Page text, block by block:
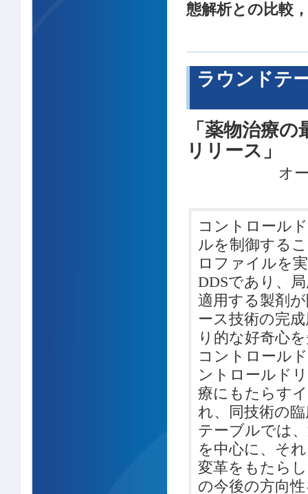
態解析との比較
ラウンドテ
「薬物治療
リリース」
オ
コントロール
ルを制御する
ロファイルを
DDSであり、
適用する製剤
ース技術の完
り的な好奇心
コントロール
ントロールド
療にもたらす
れ、同技術の
テーブルでは
を中心に、そ
変革をもたら
の今後の方向